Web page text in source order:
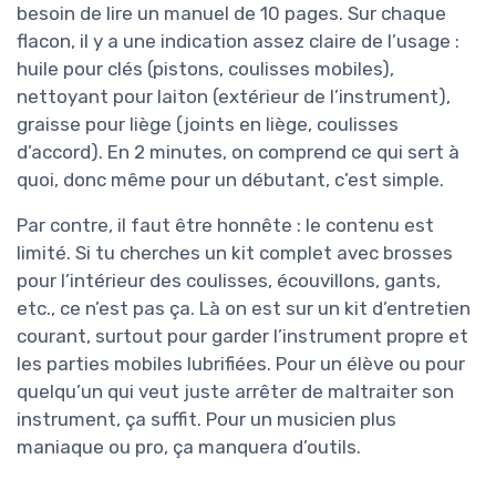
besoin de lire un manuel de 10 pages. Sur chaque
flacon, il y a une indication assez claire de l’usage :
huile pour clés (pistons, coulisses mobiles),
nettoyant pour laiton (extérieur de l’instrument),
graisse pour liège (joints en liège, coulisses
d’accord). En 2 minutes, on comprend ce qui sert à
quoi, donc même pour un débutant, c’est simple.
Par contre, il faut être honnête : le contenu est
limité. Si tu cherches un kit complet avec brosses
pour l’intérieur des coulisses, écouvillons, gants,
etc., ce n’est pas ça. Là on est sur un kit d’entretien
courant, surtout pour garder l’instrument propre et
les parties mobiles lubrifiées. Pour un élève ou pour
quelqu’un qui veut juste arrêter de maltraiter son
instrument, ça suffit. Pour un musicien plus
maniaque ou pro, ça manquera d’outils.